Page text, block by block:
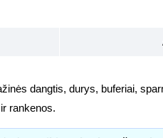
dangtis, durys, buferiai,
rankenos.